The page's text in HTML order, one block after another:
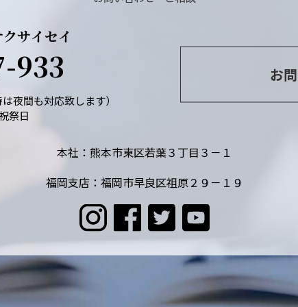
933
サイセイ
夜間も対応致します）
祭日
お
本社：熊本市東区若葉３丁目３－１
福岡支店：福岡市早良区祖原２９－１９